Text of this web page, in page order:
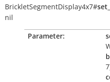
BrickletSegmentDisplay4x7#
nil
Parameter: